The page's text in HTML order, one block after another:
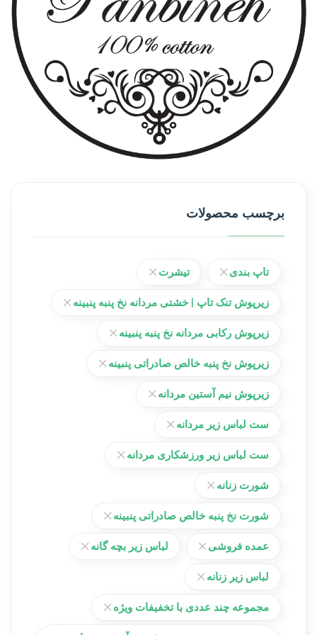
برچسب محصولات
تاپ بندی تیشرت
زیرپوش تنک تاپ | خشتی مردانه نخ پنبه پنبینه
زیرپوش رکابی مردانه نخ پنبه پنبینه
زیرپوش نخ پنبه خالص صادراتی پنبینه
زیرپوش نیم آستین مردانه
ست لباس زیر مردانه
ست لباس زیر ورزشکاری مردانه
شورت زنانه
شورت نخ پنبه خالص صادراتی پنبینه
عمده فروشی لباس زیر بچه گانه
لباس زیر زنانه
مجموعه چند عددی با تخفیفات ویژه